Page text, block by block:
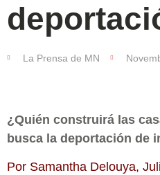
La Prensa de MN
¿Quién construirá las
busca la deportación de
Por Samantha Delouya,